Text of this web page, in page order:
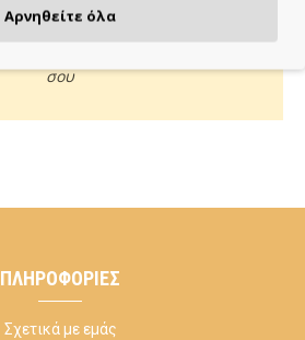
σου
ΠΛΗΡΟΦΟΡΊΕΣ
Σχετικά με εμάς
Αρνηθείτε όλα